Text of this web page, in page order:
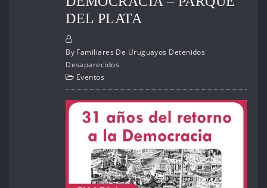
DEL PLATA
By Familiares De Uruguayos Detenidos
Desaparecidos
Eventos